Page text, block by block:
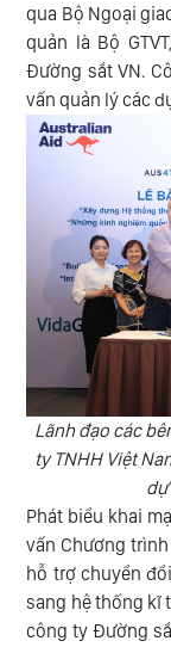
qua Bộ Ngoại
quản là Bộ
Đường sắt VN.
vấn quản lý các
Lãnh đạo các
ty TNHH Việt
dự
Phát biểu khai
vấn Chương
hỗ trợ chuyển
sang hệ thống kĩ
công ty Đường